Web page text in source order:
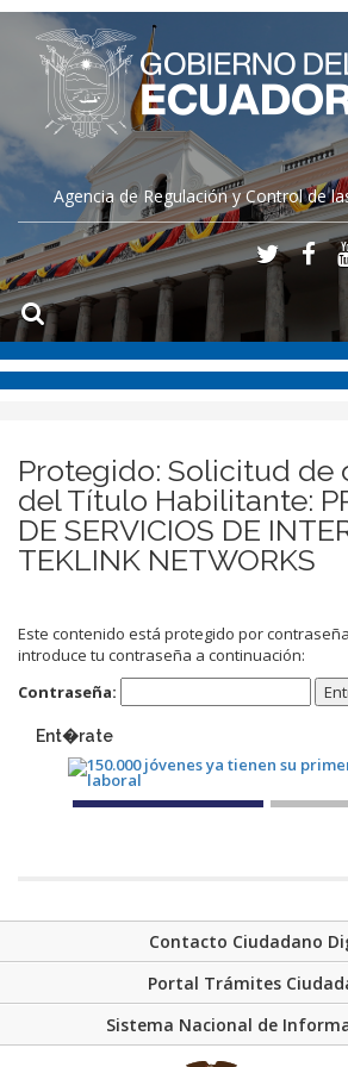
Agencia de Regulación y Control de
Protegido: Solicitud de
del Título Habilitante:
DE SERVICIOS DE
TEKLINK NETWORKS
Este contenido está protegido por
introduce tu contraseña a continuación:
Contraseña:
Ent�rate
Contacto Ciudadano
Portal Trámites
Sistema Nacional de